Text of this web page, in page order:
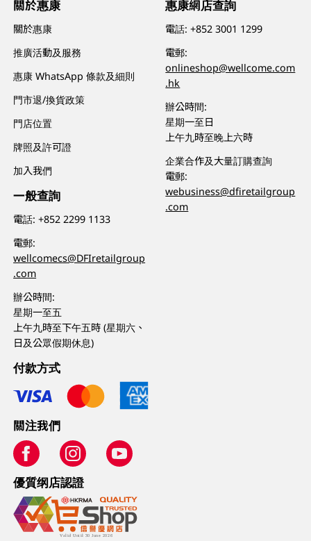
關於惠康
關於惠康
推廣活動及服務
惠康 WhatsApp 條款及細則
門市退/換貨政策
門店位置
牌照及許可證
加入我們
一般查詢
電話:+852 2299 1133
電郵:
wellcomecs@DFIretailgroup
.com
辦公時間:
星期一至五
上午九時至下午五時 (星期六、
日及公眾假期休息)
惠康網店查詢
電話:+852 3001 1299
電郵:
onlineshop@wellcome.com
.hk
辦公時間:
星期一至日
上午九時至晚上六時
企業合作及大量訂購查詢
電郵:
webusiness@dfiretailgroup
.com
付款方式
關注我們
優質纲店認證